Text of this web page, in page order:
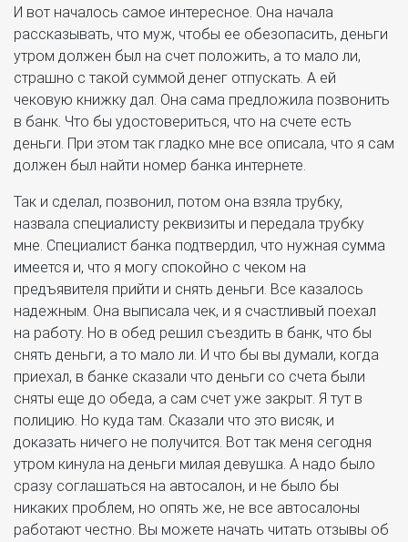
И вот началось самое интересное. Она начала
рассказывать, что муж, чтобы ее обезопасить, деньги
утром должен был на счет положить, а то мало ли,
страшно с такой суммой денег отпускать. А ей
чековую книжку дал. Она сама предложила позвонить
в банк. Что бы удостовериться, что на счете есть
деньги. При этом так гладко мне все описала, что я сам
должен был найти номер банка интернете.
Так и сделал, позвонил, потом она взяла трубку,
назвала специалисту реквизиты и передала трубку
мне. Специалист банка подтвердил, что нужная сумма
имеется и, что я могу спокойно с чеком на
предъявителя прийти и снять деньги. Все казалось
надежным. Она выписала чек, и я счастливый поехал
на работу. Но в обед решил съездить в банк, что бы
снять деньги, а то мало ли. И что бы вы думали, когда
приехал, в банке сказали что деньги со счета были
сняты еще до обеда, а сам счет уже закрыт. Я тут в
полицию. Но куда там. Сказали что это висяк, и
доказать ничего не получится. Вот так меня сегодня
утром кинула на деньги милая девушка. А надо было
сразу соглашаться на автосалон, и не было бы
никаких проблем, но опять же, не все автосалоны
работают честно. Вы можете начать читать отзывы об